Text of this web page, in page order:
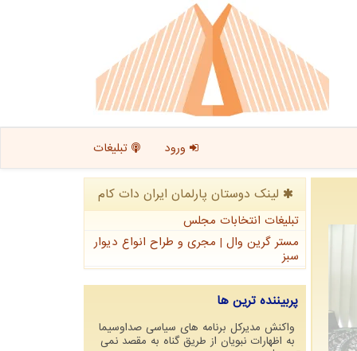
ورود تبلیغات
لینک دوستان پارلمان ایران دات كام
تبلیغات انتخابات مجلس
مستر گرین وال | مجری و طراح انواع دیوار
سبز
پربیننده ترین ها
واکنش مدیرکل برنامه های سیاسی صداوسیما
به اظهارات نبویان از طریق گناه به مقصد نمی